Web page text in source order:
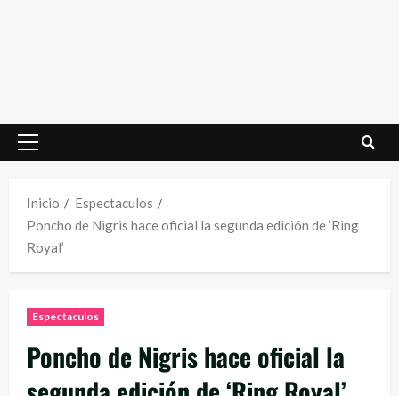
Menú
Inicio
Espectaculos
Poncho de Nigris hace oficial la segunda edición de ‘Ring
Royal’
Espectaculos
Poncho de Nigris hace oficial la